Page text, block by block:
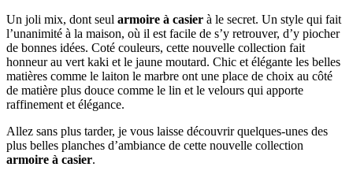
Un joli mix, dont seul armoire à casier à le secret. Un style qui fait
l’unanimité à la maison, où il est facile de s’y retrouver, d’y piocher
de bonnes idées. Coté couleurs, cette nouvelle collection fait
honneur au vert kaki et le jaune moutard. Chic et élégante les belles
matières comme le laiton le marbre ont une place de choix au côté
de matière plus douce comme le lin et le velours qui apporte
raffinement et élégance.
Allez sans plus tarder, je vous laisse découvrir quelques-unes des
plus belles planches d’ambiance de cette nouvelle collection
armoire à casier.